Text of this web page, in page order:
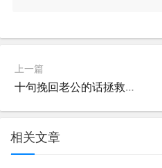
上一篇
十句挽回老公的话拯救破裂婚姻
相关文章